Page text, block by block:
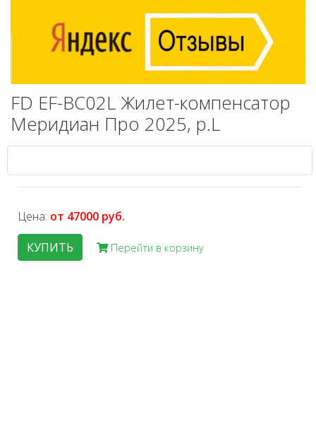
FD EF-BC02L Жилет-компенсатор
Меридиан Про 2025, р.L
Цена: от 47000 руб.
КУПИТЬ
Перейти в корзину